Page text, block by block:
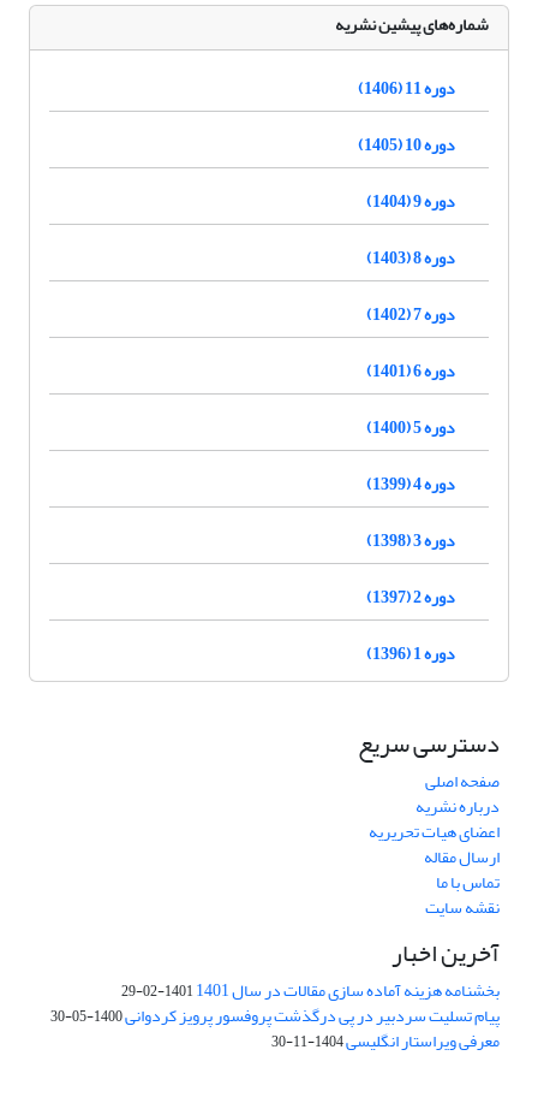
شماره‌های پیشین نشریه
دوره 11 (1406)
دوره 10 (1405)
دوره 9 (1404)
دوره 8 (1403)
دوره 7 (1402)
دوره 6 (1401)
دوره 5 (1400)
دوره 4 (1399)
دوره 3 (1398)
دوره 2 (1397)
دوره 1 (1396)
دسترسی سریع
صفحه اصلی
درباره نشریه
اعضای هیات تحریریه
ارسال مقاله
تماس با ما
نقشه سایت
آخرین اخبار
بخشنامه هزینه آماده سازی مقالات در سال 1401 1401-02-29
پیام تسلیت سردبیر در پی درگذشت پروفسور پرویز کردوانی1400-05-30
معرفی ویراستار انگلیسی1404-11-30